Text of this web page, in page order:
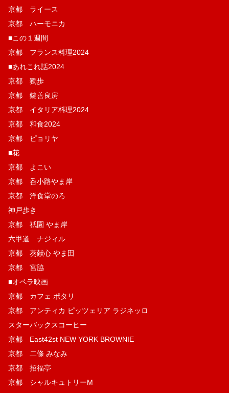
京都 ライース
京都 ハーモニカ
■この１週間
京都 フランス料理2024
■あれこれ話2024
京都 獨歩
京都 鍵善良房
京都 イタリア料理2024
京都 和食2024
京都 ピョリヤ
■花
京都 よこい
京都 呑小路やま岸
京都 洋食堂のろ
神戸歩き
京都 祇園 やま岸
六甲道 ナジィル
京都 葵献心 やま田
京都 宮脇
■オペラ映画
京都 カフェ ポタリ
京都 アンティカ ピッツェリア ラジネッロ
スターバックスコーヒー
京都 East42st NEW YORK BROWNIE
京都 二條 みなみ
京都 招福亭
京都 シャルキュトリーM